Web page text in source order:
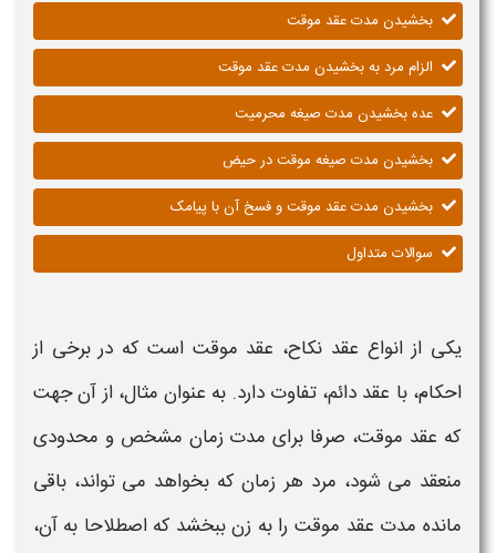
بخشیدن مدت عقد موقت
الزام مرد به بخشیدن مدت عقد موقت
عده بخشیدن مدت صیغه محرمیت
بخشیدن مدت صیغه موقت در حیض
بخشیدن مدت عقد موقت و فسخ آن با پیامک
سوالات متداول
یکی از انواع عقد نکاح، عقد موقت است که در برخی از
احکام، با عقد دائم، تفاوت دارد. به عنوان مثال، از آن جهت
که عقد موقت، صرفا برای مدت زمان مشخص و محدودی
منعقد می شود، مرد هر زمان که بخواهد می تواند، باقی
مانده مدت عقد موقت را به زنببخشد که اصطلاحا به آن،